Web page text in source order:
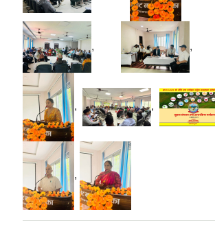
, ,
, ,
,